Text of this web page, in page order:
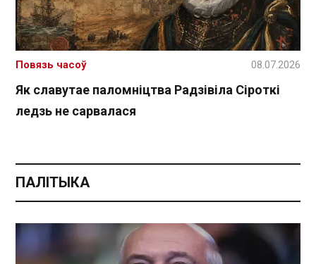
Як славутае паломніцтва Радзівіла Сіроткі
ледзь не сарвалася
Повязь часоў 08.07.2026
ПАЛІТЫКА